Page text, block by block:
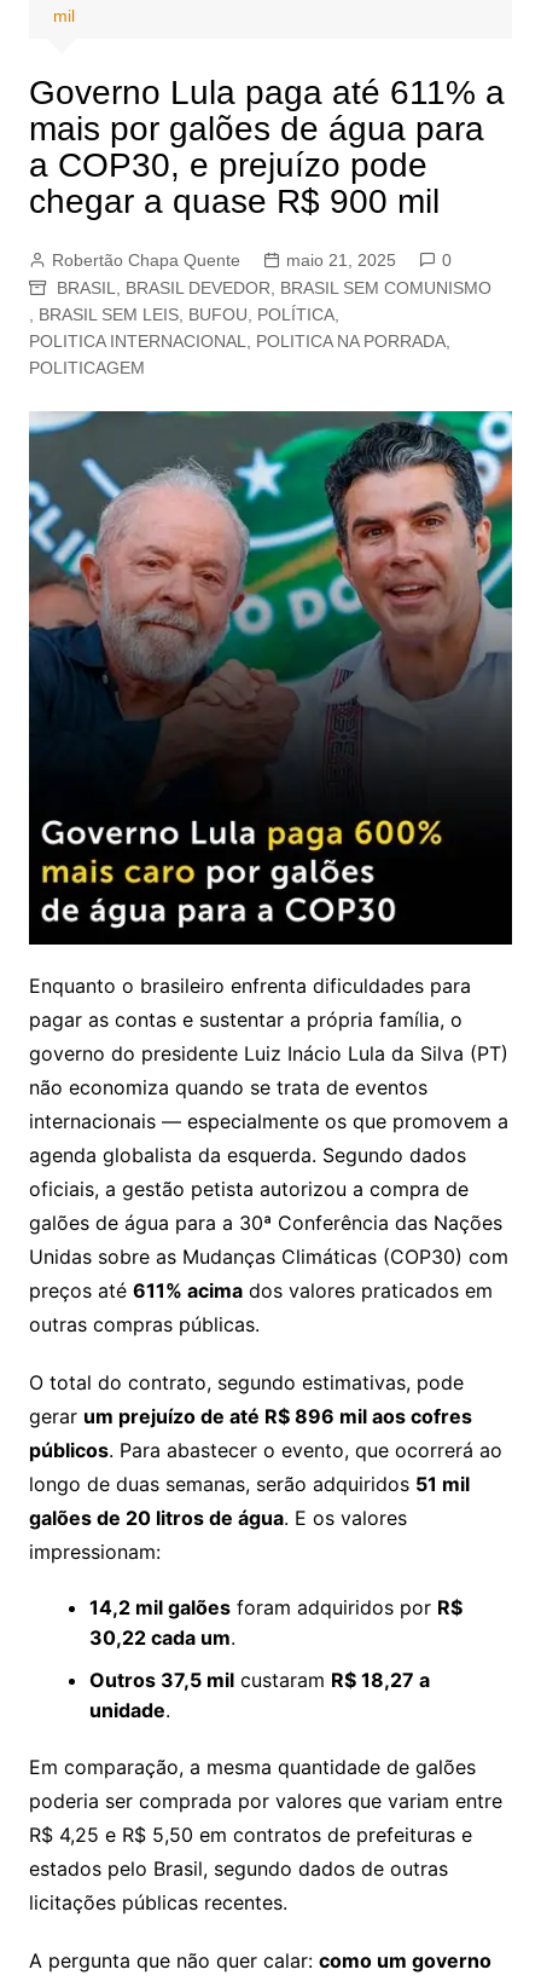
mil
Governo Lula paga até 611% a
mais por galões de água para
a COP30, e prejuízo pode
chegar a quase R$ 900 mil
Robertão Chapa Quente maio 21, 2025
0
BRASIL
BRASIL DEVEDOR
BRASIL SEM COMUNISMO
BRASIL SEM LEIS, BUFOU POLÍTICA,
POLITICA INTERNACIONAL
POLITICA NA PORRADA,
POLITICAGEM
Enquanto o brasileiro enfrenta dificuldades para
pagar as contas e sustentar a própria família, o
governo do presidente Luiz Inácio Lula da Silva (PT)
não economiza quando se trata de eventos
internacionais — especialmente os que promovem a
agenda globalista da esquerda. Segundo dados
oficiais, a gestão petista autorizou a compra de
galões de água para a 30ª Conferência das Nações
Unidas sobre as Mudanças Climáticas (COP30) com
preços até 611% acimados valores praticados em
outras compras públicas.
O total do contrato, segundo estimativas, pode
gerar um prejuízo de até R$ 896 mil aos cofres
públicos. Para abastecer o evento, que ocorrerá ao
longo de duas semanas, serão adquiridos 51 mil
galões de 20 litros de água. E os valores
impressionam:
14,2 mil galõesforam adquiridos por R$
30,22 cada um.
Outros 37,5 milcustaram R$ 18,27 a
unidade.
Em comparação, a mesma quantidade de galões
poderia ser comprada por valores que variam entre
R$ 4,25 e R$ 5,50 em contratos de prefeituras e
estados pelo Brasil, segundo dados de outras
licitações públicas recentes.
A pergunta que não quer calar: como um governo